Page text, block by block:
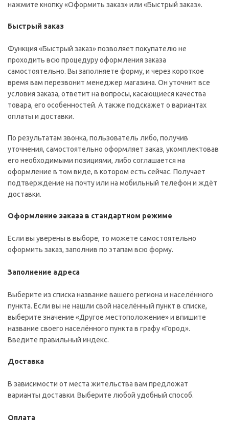
нажмите кнопку «Оформить заказ» или «Быстрый заказ».
Быстрый заказ
Функция «Быстрый заказ» позволяет покупателю не
проходить всю процедуру оформления заказа
самостоятельно. Вы заполняете форму, и через короткое
время вам перезвонит менеджер магазина. Он уточнит все
условия заказа, ответит на вопросы, касающиеся качества
товара, его особенностей. А также подскажет о вариантах
оплаты и доставки.
По результатам звонка, пользователь либо, получив
уточнения, самостоятельно оформляет заказ, укомплектовав
его необходимыми позициями, либо соглашается на
оформление в том виде, в котором есть сейчас. Получает
подтверждение на почту или на мобильный телефон и ждёт
доставки.
Оформление заказа в стандартном режиме
Если вы уверены в выборе, то можете самостоятельно
оформить заказ, заполнив по этапам всю форму.
Заполнение адреса
Выберите из списка название вашего региона и населённого
пункта. Если вы не нашли свой населённый пункт в списке,
выберите значение «Другое местоположение» и впишите
название своего населённого пункта в графу «Город».
Введите правильный индекс.
Доставка
В зависимости от места жительства вам предложат
варианты доставки. Выберите любой удобный способ.
Оплата